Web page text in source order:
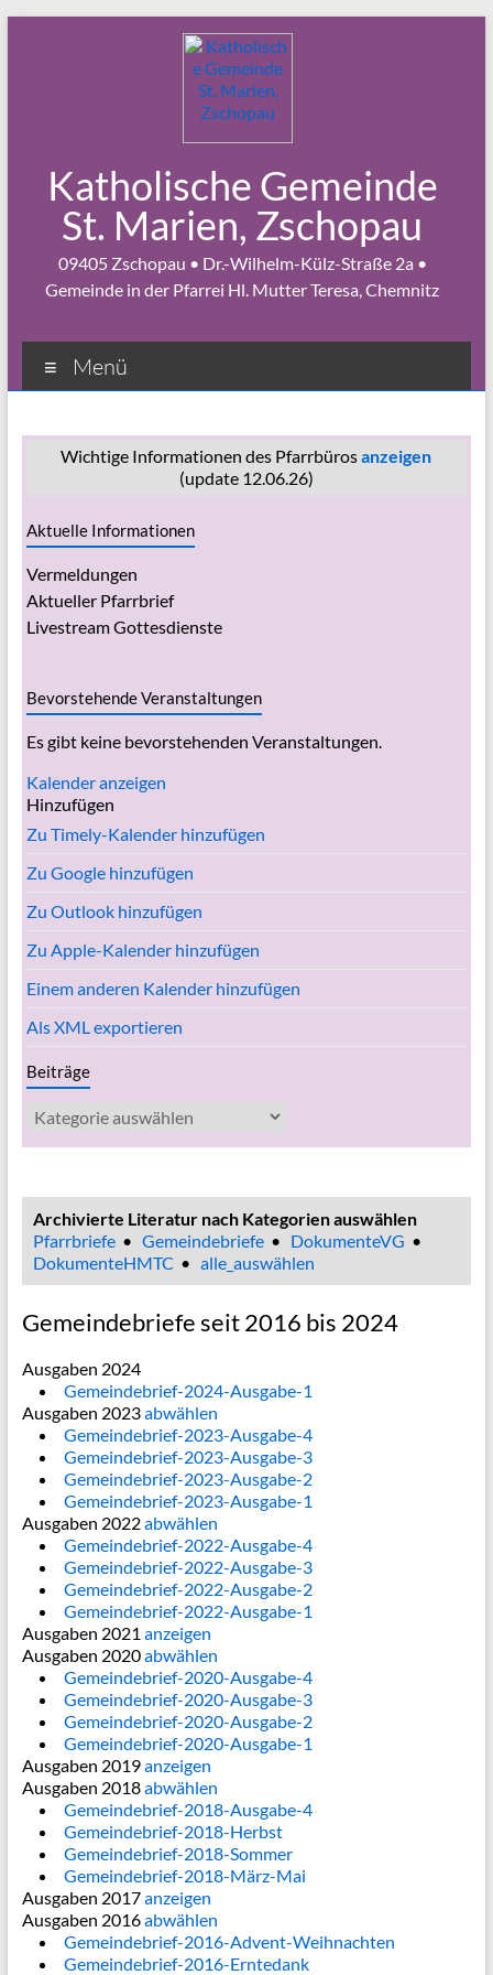
Katholische Gemeinde
St. Marien, Zschopau
09405 Zschopau • Dr.-Wilhelm-Külz-Straße 2a •
Gemeinde in der Pfarrei Hl. Mutter Teresa, Chemnitz
Menü
Wichtige Informationen des Pfarrbürosanzeigen
(update 12.06.26)
Aktuelle Informationen
Vermeldungen
Aktueller Pfarrbrief
Livestream Gottesdienste
Bevorstehende Veranstaltungen
Es gibt keine bevorstehenden Veranstaltungen.
Kalender anzeigen
Hinzufügen
Zu Timely-Kalender hinzufügen
Zu Google hinzufügen
Zu Outlook hinzufügen
Zu Apple-Kalender hinzufügen
Einem anderen Kalender hinzufügen
Als XML exportieren
Beiträge
Beiträge
Archivierte Literatur nach Kategorien auswählen
Pfarrbriefe• Gemeindebriefe• DokumenteVG •
DokumenteHMTC • alle_auswählen
Gemeindebriefe seit 2016 bis 2024
Ausgaben 2024
Gemeindebrief-2024-Ausgabe-1
Ausgaben 2023abwählen
Gemeindebrief-2023-Ausgabe-4
Gemeindebrief-2023-Ausgabe-3
Gemeindebrief-2023-Ausgabe-2
Gemeindebrief-2023-Ausgabe-1
Ausgaben 2022abwählen
Gemeindebrief-2022-Ausgabe-4
Gemeindebrief-2022-Ausgabe-3
Gemeindebrief-2022-Ausgabe-2
Gemeindebrief-2022-Ausgabe-1
Ausgaben 2021 anzeigen
Ausgaben 2020abwählen
Gemeindebrief-2020-Ausgabe-4
Gemeindebrief-2020-Ausgabe-3
Gemeindebrief-2020-Ausgabe-2
Gemeindebrief-2020-Ausgabe-1
Ausgaben 2019anzeigen
Ausgaben 2018abwählen
Gemeindebrief-2018-Ausgabe-4
Gemeindebrief-2018-Herbst
Gemeindebrief-2018-Sommer
Gemeindebrief-2018-März-Mai
Ausgaben 2017anzeigen
Ausgaben 2016abwählen
Gemeindebrief-2016-Advent-Weihnachten
Gemeindebrief-2016-Erntedank